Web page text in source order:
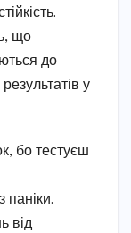
що
до
у
бо тестуєш
паніки.
від